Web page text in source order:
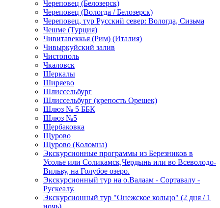
Череповец (Белозерск)
Череповец (Вологда / Белозерск)
Череповец, тур Русский север: Вологда, Сизьма
Чешме (Турция)
Чивитавеккья (Рим) (Италия)
Чивыркуйский залив
Чистополь
Чкаловск
Шеркалы
Ширяево
Шлиссельбург
Шлиссельбург (крепость Орешек)
Шлюз № 5 ББК
Шлюз №5
Щербаковка
Щурово
Щурово (Коломна)
Экскурсионные программы из Березников в
Усолье или Соликамск,Чердынь или во Всеволодо-
Вильву, на Голубое озеро.
Экскурсионный тур на о.Валаам - Сортавалу -
Рускеалу.
Экскурсионный тур "Онежское кольцо" (2 дня / 1
ночь)